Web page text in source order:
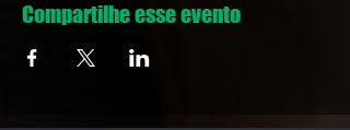
Compartilhe esse evento